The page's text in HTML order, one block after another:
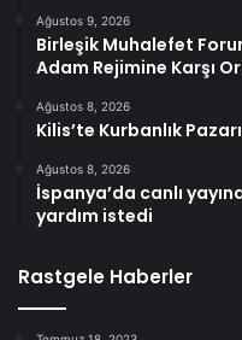
Ağustos 9, 2026
Birleşik Muhalefet
Adam Rejimine Karşı
Ağustos 8, 2026
Kilis’te Kurbanlık
Ağustos 8, 2026
İspanya’da canlı
yardım istedi
Rastgele Haberler